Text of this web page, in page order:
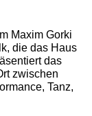
Maxim Gorki
die das Haus
das
zwischen
Tanz,